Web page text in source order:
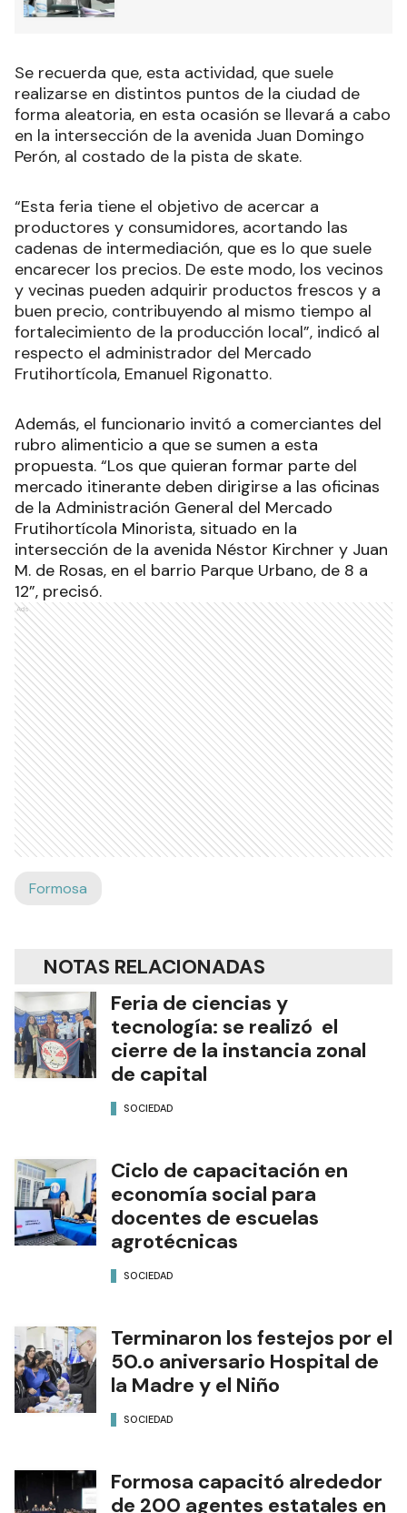
Se recuerda que, esta actividad, que suele
realizarse en distintos puntos de la ciudad de
forma aleatoria, en esta ocasión se llevará a cabo
en la intersección de la avenida Juan Domingo
Perón, al costado de la pista de skate.
“Esta feria tiene el objetivo de acercar a
productores y consumidores, acortando las
cadenas de intermediación, que es lo que suele
encarecer los precios. De este modo, los vecinos
y vecinas pueden adquirir productos frescos y a
buen precio, contribuyendo al mismo tiempo al
fortalecimiento de la producción local”, indicó al
respecto el administrador del Mercado
Frutihortícola, Emanuel Rigonatto.
Además, el funcionario invitó a comerciantes del
rubro alimenticio a que se sumen a esta
propuesta. “Los que quieran formar parte del
mercado itinerante deben dirigirse a las oficinas
de la Administración General del Mercado
Frutihortícola Minorista, situado en la
intersección de la avenida Néstor Kirchner y Juan
M. de Rosas, en el barrio Parque Urbano, de 8 a
12”, precisó.
Ads
Formosa
NOTAS RELACIONADAS
Feria de ciencias y
tecnología: se realizó el
cierre de la instancia zonal
de capital
SOCIEDAD
Ciclo de capacitación en
economía social para
docentes de escuelas
agrotécnicas
SOCIEDAD
Terminaron los festejos por el
50.o aniversario Hospital de
la Madre y el Niño
SOCIEDAD
Formosa capacitó alrededor
de 200 agentes estatales en